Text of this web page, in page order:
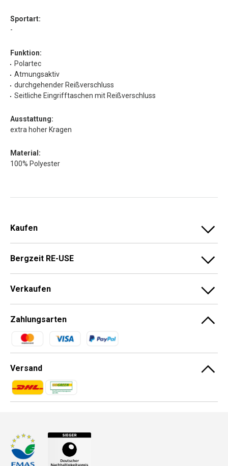
Sportart:
-
Funktion:
Polartec
Atmungsaktiv
durchgehender Reißverschluss
Seitliche Eingrifftaschen mit Reißverschluss
Ausstattung:
extra hoher Kragen
Material:
100% Polyester
Kaufen
Bergzeit RE-USE
Verkaufen
Zahlungsarten
Zahlungsmethoden
Versand
Zahlungsmethoden
Zahlungsmethoden